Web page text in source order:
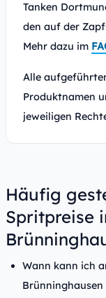
Tanken
den auf der
Mehr dazu im
Alle
Produktnamen
jeweiligen
Häufig
Spritpreise
Wann kann ich
Brünninghausen